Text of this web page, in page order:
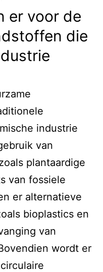
er voor de
die
industrie
van
plantaardige
van fossiele
er alternatieve
bioplastics en
van
wordt er